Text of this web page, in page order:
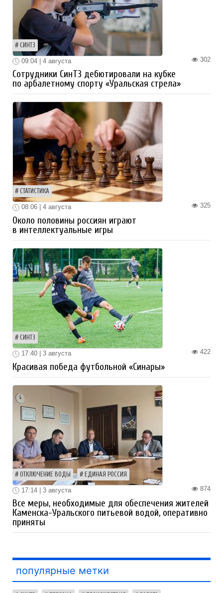
СИНТЗ
302
09:04 | 4 августа
Сотрудники СинТЗ дебютировали на кубке
по арбалетному спорту «Уральская стрела»
СТАТИСТИКА
325
08:06 | 4 августа
Около половины россиян играют
в интеллектуальные игры
СИНТЗ
422
17:40 | 3 августа
Красивая победа футбольной «Синары»
ОТКЛЮЧЕНИЕ ВОДЫ ЕДИНАЯ РОССИЯ
874
17:14 | 3 августа
Все меры, необходимые для обеспечения жителей
Каменска-Уральского питьевой водой, оперативно
приняты
популярные метки